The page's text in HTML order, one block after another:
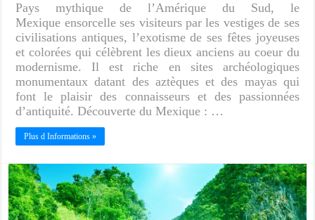
Pays mythique de l’Amérique du Sud, le
Mexique ensorcelle ses visiteurs par les vestiges de ses
civilisations antiques, l’exotisme de ses fêtes joyeuses
et colorées qui célèbrent les dieux anciens au coeur du
modernisme. Il est riche en sites archéologiques
monumentaux datant des aztèques et des mayas qui
font le plaisir des connaisseurs et des passionnées
d’antiquité. Découverte du Mexique : …
Plus d Informations »